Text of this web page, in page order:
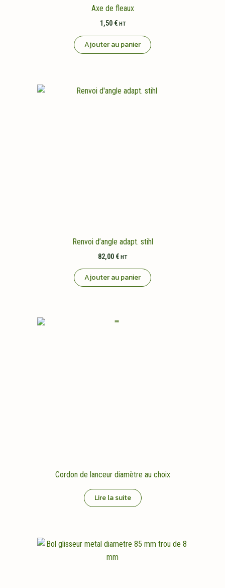
Axe de fleaux
1,50 € HT
Ajouter au panier
Renvoi d’angle adapt. stihl
82,00 € HT
Ajouter au panier
Cordon de lanceur diamètre au choix
Lire la suite